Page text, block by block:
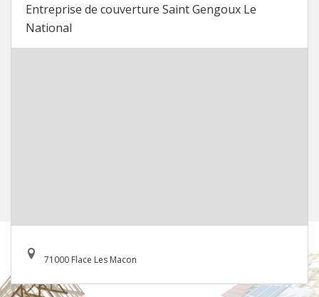
Entreprise de couverture Saint Gengoux Le
National
71000 Flace Les Macon